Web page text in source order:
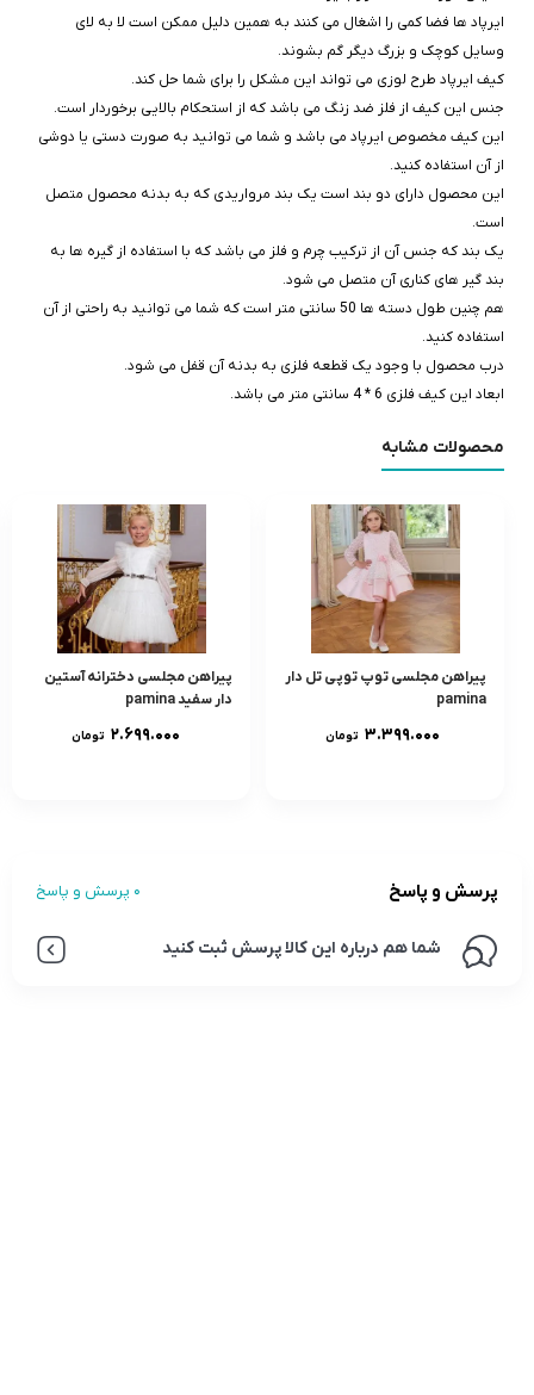
ایرپاد ها فضا کمی را اشغال می کنند به همین دلیل ممکن است لا به لای
وسایل کوچک و بزرگ دیگر گم بشوند.
کیف ایرپاد طرح لوزی می تواند این مشکل را برای شما حل کند.
جنس این کیف از فلز ضد زنگ می باشد که از استحکام بالایی برخوردار است.
این کیف مخصوص ایرپاد می باشد و شما می توانید به صورت دستی یا دوشی
از آن استفاده کنید.
این محصول دارای دو بند است یک بند مرواریدی که به بدنه محصول متصل
است.
یک بند که جنس آن از ترکیب چرم و فلز می باشد که با استفاده از گیره ها به
بند گیر های کناری آن متصل می شود.
هم چنین طول دسته ها 50 سانتی متر است که شما می توانید به راحتی از آن
استفاده کنید.
درب محصول با وجود یک قطعه فلزی به بدنه آن قفل می شود.
ابعاد این کیف فلزی 6 * 4 سانتی متر می باشد.
محصولات مشابه
پیراهن مجلسی توپ توپی تل دار
pamina
۳.۳۹۹.۰۰۰ تومان
پیراهن مجلسی دخترانه آستین
دار سفید pamina
۲.۶۹۹.۰۰۰ تومان
پرسش و پاسخ 0 پرسش و پاسخ
شما هم درباره این کالا پرسش ثبت کنید